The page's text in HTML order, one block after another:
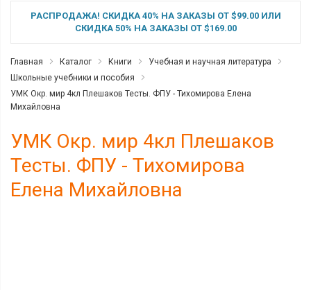
РАСПРОДАЖА! СКИДКА 40% НА ЗАКАЗЫ ОТ $99.00 ИЛИ
СКИДКА 50% НА ЗАКАЗЫ ОТ $169.00
Главная Каталог Книги
Учебная и научная литература
Школьные учебники и пособия
УМК Окр. мир 4кл Плешаков Тесты. ФПУ - Тихомирова Елена
Михайловна
УМК Окр. мир 4кл Плешаков
Тесты. ФПУ - Тихомирова
Елена Михайловна